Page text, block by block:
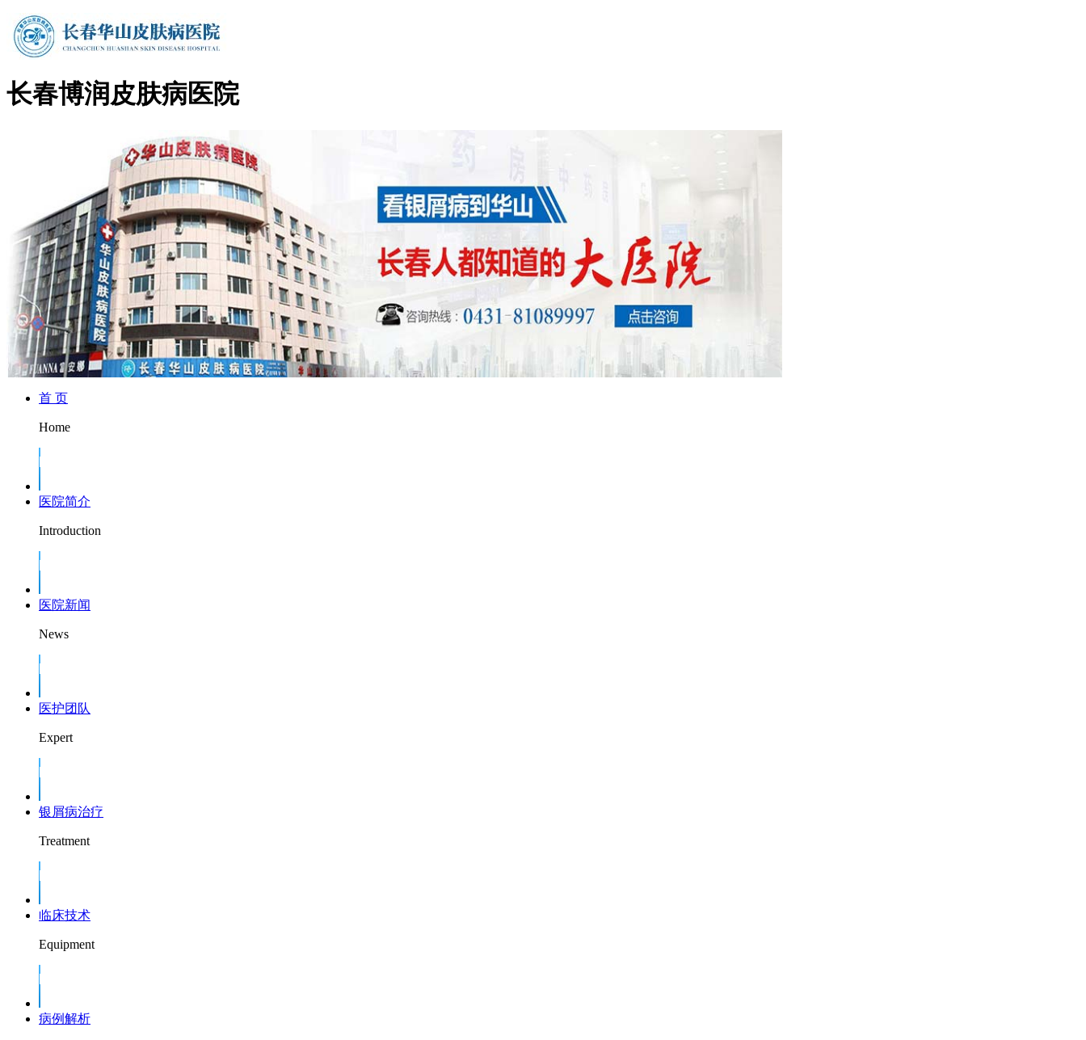
长春博润皮肤病医院
首 页
Home
医院简介
Introduction
医院新闻
News
医护团队
Expert
银屑病治疗
Treatment
临床技术
Equipment
病例解析